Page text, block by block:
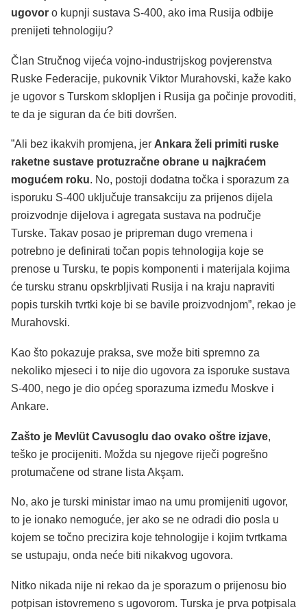
ugovor o kupnji sustava S-400, ako ima Rusija odbije
prenijeti tehnologiju?
Član Stručnog vijeća vojno-industrijskog povjerenstva
Ruske Federacije, pukovnik Viktor Murahovski, kaže kako
je ugovor s Turskom sklopljen i Rusija ga počinje provoditi,
te da je siguran da će biti dovršen.
”Ali bez ikakvih promjena, jer Ankara želi primiti ruske
raketne sustave protuzračne obrane u najkraćem
mogućem roku. No, postoji dodatna točka i sporazum za
isporuku S-400 uključuje transakciju za prijenos dijela
proizvodnje dijelova i agregata sustava na područje
Turske. Takav posao je pripreman dugo vremena i
potrebno je definirati točan popis tehnologija koje se
prenose u Tursku, te popis komponenti i materijala kojima
će tursku stranu opskrbljivati Rusija i na kraju napraviti
popis turskih tvrtki koje bi se bavile proizvodnjom”, rekao je
Murahovski.
Kao što pokazuje praksa, sve može biti spremno za
nekoliko mjeseci i to nije dio ugovora za isporuke sustava
S-400, nego je dio općeg sporazuma između Moskve i
Ankare.
Zašto je Mevlüt Cavusoglu dao ovako oštre izjave,
teško je procijeniti. Možda su njegove riječi pogrešno
protumačene od strane lista Akşam.
No, ako je turski ministar imao na umu promijeniti ugovor,
to je ionako nemoguće, jer ako se ne odradi dio posla u
kojem se točno precizira koje tehnologije i kojim tvrtkama
se ustupaju, onda neće biti nikakvog ugovora.
Nitko nikada nije ni rekao da je sporazum o prijenosu bio
potpisan istovremeno s ugovorom. Turska je prva potpisala